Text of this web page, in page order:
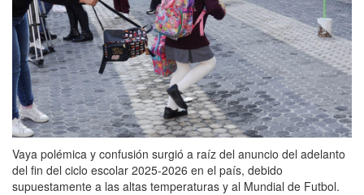
Vaya polémica y confusión surgió a raíz del anuncio del adelanto
del fin del ciclo escolar 2025-2026 en el país, debido
supuestamente a las altas temperaturas y al Mundial de Futbol.